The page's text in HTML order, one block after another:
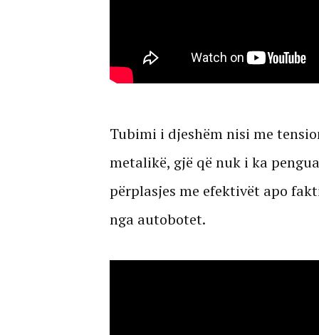
Tubimi i djeshëm nisi me
metalikë, gjë që nuk i ka
përplasjes me efektivët apo
nga autobotet.